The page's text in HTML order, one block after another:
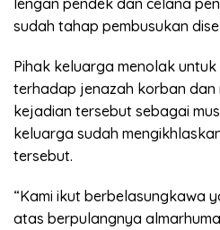
sudah tahap pembusukan
Pihak keluarga menolak
terhadap jenazah korban dan
kejadian tersebut sebagai
keluarga sudah
tersebut.
“Kami ikut berbelasungkawa
atas berpulangnya